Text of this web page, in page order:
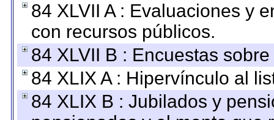
84 XLVII A : Evaluaciones y
con recursos públicos.
84 XLVII B : Encuestas
84 XLIX A : Hipervínculo al
84 XLIX B : Jubilados y